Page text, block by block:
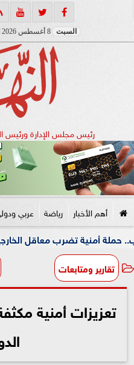
السبت 8 أغسطس 2026
رئيس مجلس الإدارة ورئيس
أهم الأخبار رياضة عربي
تضرب معاقل الخارجين عن
تقارير ومتابعات
تعزيزات أمنية